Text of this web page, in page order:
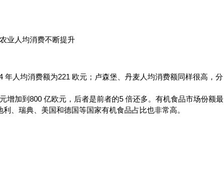
业人均消费不断提升
人均消费额为221 欧元；卢森堡、丹麦人均消费额同样很高，分
增加到800 亿欧元，后者是前者的5 倍还多。有机食品市场份额最
、瑞典、美国和德国等国家有机食品占比也非常高。